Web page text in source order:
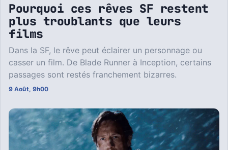
Pourquoi ces rêves SF restent
plus troublants que leurs
films
Dans la SF, le rêve peut éclairer un personnage ou
casser un film. De Blade Runner à Inception, certains
passages sont restés franchement bizarres.
9 Août, 9h00